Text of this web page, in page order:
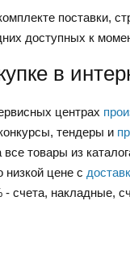
поставки,
доступных к
в
центрах
тендеры и
товары из
низкой цене с
счета, накладные,